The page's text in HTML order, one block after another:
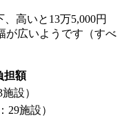
、高いと13万5,000円
が広いようです（すべ
担額
設）
29施設）